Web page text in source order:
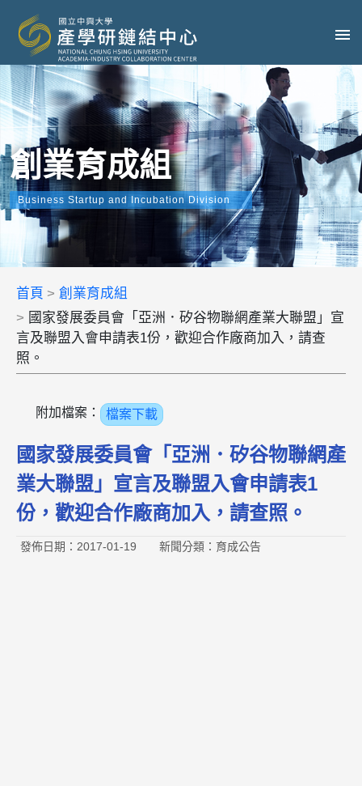
創業育成組
Business Startup and Incubation Division
首頁
創業育成組
國家發展委員會「亞洲．矽谷物聯網產業大聯盟」宣
言及聯盟入會申請表1份，歡迎合作廠商加入，請查
照。
附加檔案： 檔案下載
國家發展委員會「亞洲．矽谷物聯網產
業大聯盟」宣言及聯盟入會申請表1
份，歡迎合作廠商加入，請查照。
發佈日期：2017-01-19 新聞分類：育成公告